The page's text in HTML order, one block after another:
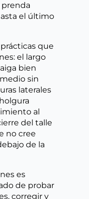
prenda
el último
que
el largo
bien
sin
laterales
al
del talle
no cree
de la
es
de probar
corregir y